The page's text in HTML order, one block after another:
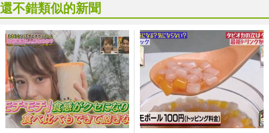
還不錯類似的新聞